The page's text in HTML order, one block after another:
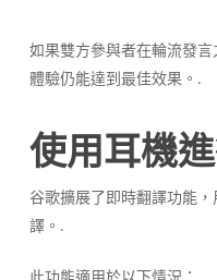
如果雙方參與者在輪流發
體驗仍能達到最佳效果。.
使用耳機
谷歌擴展了即時翻譯功能
譯。.